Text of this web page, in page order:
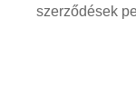
szerződések